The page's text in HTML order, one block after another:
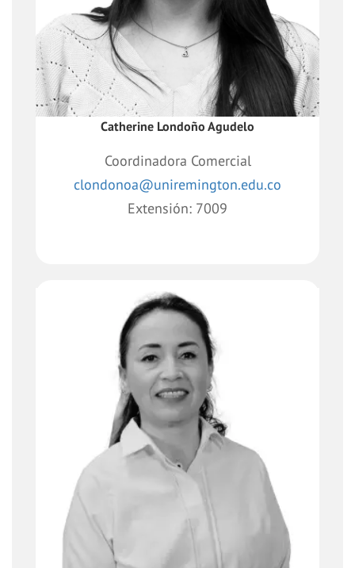
y divulgación de los servicios acordes al
plan de negocio de la Dirección de
Extensión.
Catherine Londoño Agudelo
Coordinadora Comercial
clondonoa@uniremington.edu.co
Extensión: 7009
Profesional encargado de brindar apoyo
académico-administrativo a la Unidad
de Educación Continua, gestionando el
desarrollo del portafolio de oferta de
educación continua, de acuerdo con las